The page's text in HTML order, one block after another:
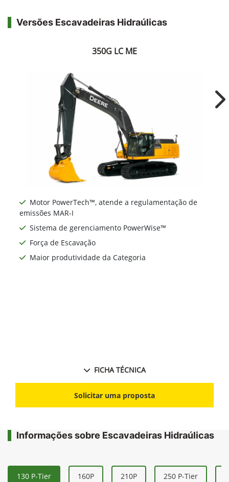
Versões Escavadeiras Hidraúlicas
350G LC ME
Motor PowerTech™, atende a regulamentação de
emissões MAR-I
Sistema de gerenciamento PowerWise™
Força de Escavação
Maior produtividade da Categoria
FICHA TÉCNICA
Solicitar uma proposta
Informações sobre Escavadeiras Hidraúlicas
130 P-Tier 160P 210P 250 P-Tier